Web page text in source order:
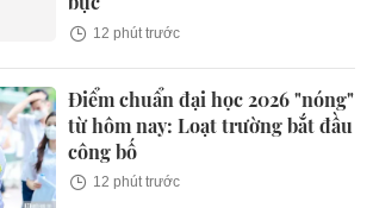
12 phút trước
Điểm chuẩn đại học 2026 "nóng"
từ hôm nay: Loạt trường bắt đầu
công bố
12 phút trước